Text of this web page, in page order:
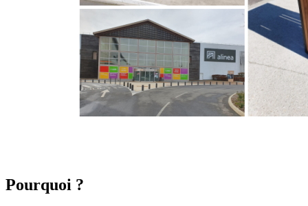
Pourquoi ?